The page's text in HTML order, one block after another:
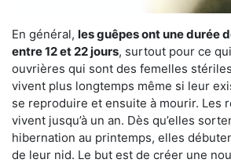
En général, les guêpes ont une durée
entre 12 et 22 jours, surtout pour ce
ouvrières qui sont des femelles
vivent plus longtemps même si leur
se reproduire et ensuite à mourir. Les
vivent jusqu’à un an. Dès qu’elles
hibernation au printemps, elles
de leur nid. Le but est de créer une